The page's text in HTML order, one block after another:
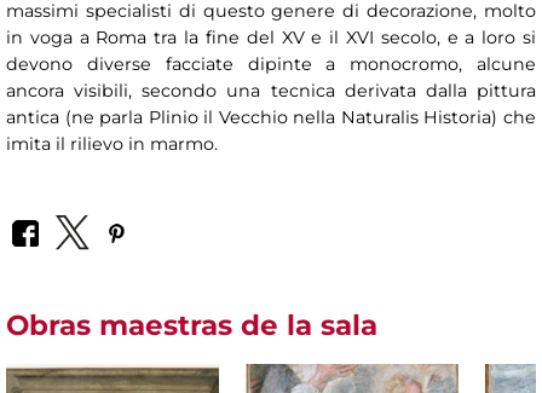
massimi specialisti di questo genere di decorazione, molto
in voga a Roma tra la fine del XV e il XVI secolo, e a loro si
devono diverse facciate dipinte a monocromo, alcune
ancora visibili, secondo una tecnica derivata dalla pittura
antica (ne parla Plinio il Vecchio nella Naturalis Historia) che
imita il rilievo in marmo.
Obras maestras de la sala